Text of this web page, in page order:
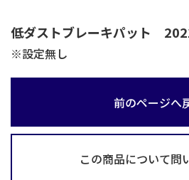
低ダストブレーキパット
※設定無し
前のページへ
この商品について問